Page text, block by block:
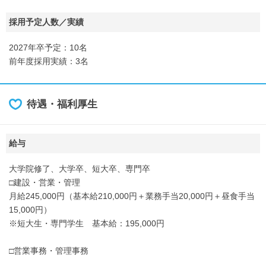
採用予定人数／実績
2027年卒予定：10名
前年度採用実績：3名
待遇・福利厚生
給与
大学院修了、大学卒、短大卒、専門卒
□建設・営業・管理
月給245,000円（基本給210,000円＋業務手当20,000円＋昼食手当
15,000円）
※短大生・専門学生 基本給：195,000円
□営業事務・管理事務